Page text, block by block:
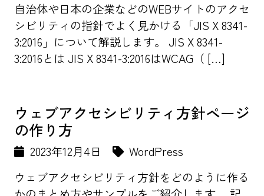
自治体や日本の企業などのWEBサイトのアクセ
シビリティの指針でよく見かける「JIS X 8341-
3:2016」について解説します。 JIS X 8341-
3:2016とは JIS X 8341-3:2016はWCAG（ […]
ウェブアクセシビリティ方針ページ
の作り方
2023年12月4日
WordPress
ウェブアクセシビリティ方針をどのように作る